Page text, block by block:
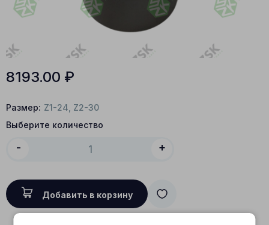
8193.00 ₽
Размер: Z1-24, Z2-30
Выберите количество
- +
Добавить в корзину